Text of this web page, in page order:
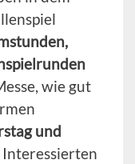
wie gut
und
Interessierten